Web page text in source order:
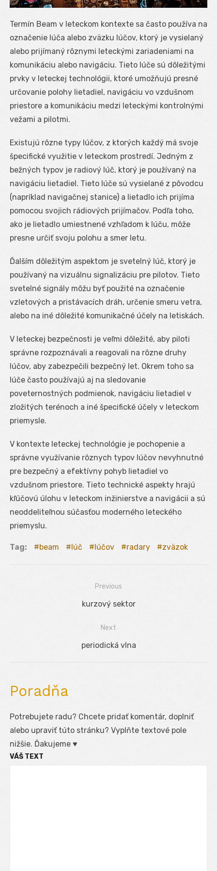
Termín Beam v leteckom kontexte sa často používa na
označenie lúča alebo zväzku lúčov, ktorý je vysielaný
alebo prijímaný rôznymi leteckými zariadeniami na
komunikáciu alebo navigáciu. Tieto lúče sú dôležitými
prvky v leteckej technológii, ktoré umožňujú presné
určovanie polohy lietadiel, navigáciu vo vzdušnom
priestore a komunikáciu medzi leteckými kontrolnými
vežami a pilotmi.
Existujú rôzne typy lúčov, z ktorých každý má svoje
špecifické využitie v leteckom prostredí. Jedným z
bežných typov je radiový lúč, ktorý je používaný na
navigáciu lietadiel. Tieto lúče sú vysielané z pôvodcu
(napríklad navigačnej stanice) a lietadlo ich prijíma
pomocou svojich rádiových prijímačov. Podľa toho,
ako je lietadlo umiestnené vzhľadom k lúču, môže
presne určiť svoju polohu a smer letu.
Ďalším dôležitým aspektom je svetelný lúč, ktorý je
používaný na vizuálnu signalizáciu pre pilotov. Tieto
svetelné signály môžu byť použité na označenie
vzletových a pristávacích dráh, určenie smeru vetra,
alebo na iné dôležité komunikačné účely na letiskách.
V leteckej bezpečnosti je veľmi dôležité, aby piloti
správne rozpoznávali a reagovali na rôzne druhy
lúčov, aby zabezpečili bezpečný let. Okrem toho sa
lúče často používajú aj na sledovanie
poveternostných podmienok, navigáciu lietadiel v
zložitých terénoch a iné špecifické účely v leteckom
priemysle.
V kontexte leteckej technológie je pochopenie a
správne využívanie rôznych typov lúčov nevyhnutné
pre bezpečný a efektívny pohyb lietadiel vo
vzdušnom priestore. Tieto technické aspekty hrajú
kľúčovú úlohu v leteckom inžinierstve a navigácii a sú
neoddeliteľnou súčasťou moderného leteckého
priemyslu.
Tag: beam lúč lúčov radary zväzok
Previous
Previous
kurzový sektor
Next
Next
periodická vlna
Poradňa
Potrebujete radu? Chcete pridať komentár, doplniť
alebo upraviť túto stránku? Vyplňte textové pole
nižšie. Ďakujeme ♥
VÁŠ TEXT